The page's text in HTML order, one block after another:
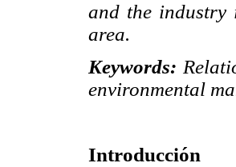
and the industry
area.
Keywords:
environmental
Introducción